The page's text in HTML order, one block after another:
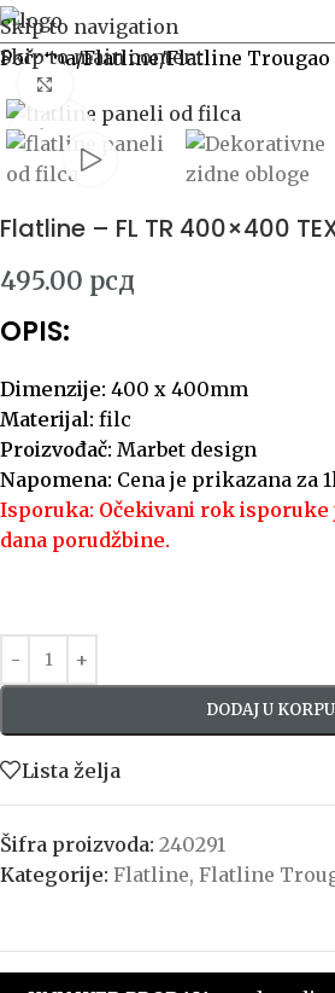
Skip to navigation
Skip to main content
Početna/Flatline/Flatline Trougao
Flatline – FL TR 400×400
495.00 рсд
OPIS:
Dimenzije: 400 x 400mm
Materijal: filc
Proizvođač: Marbet design
Napomena: Cena je prikazana za
Isporuka: Očekivani rok isporuke
dana porudžbine.
DODAJ U KORPU
Lista želja
Šifra proizvoda: 240291
Kategorije: Flatline, Flatline